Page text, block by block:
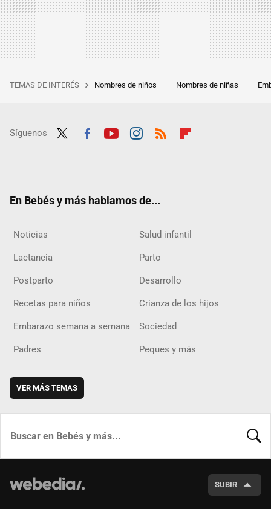
TEMAS DE INTERÉS Nombres de niños Nombres de niñas
Síguenos
En Bebés y más hablamos de...
Noticias Salud infantil
Lactancia Parto
Postparto Desarrollo
Recetas para niños Crianza de los hijos
Embarazo semana a semana Sociedad
Padres Peques y más
VER MÁS TEMAS
SUBIR